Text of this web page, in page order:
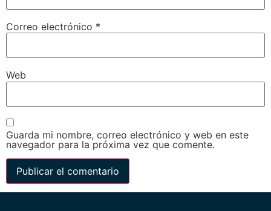
Correo electrónico *
Web
Guarda mi nombre, correo electrónico y web en este
navegador para la próxima vez que comente.